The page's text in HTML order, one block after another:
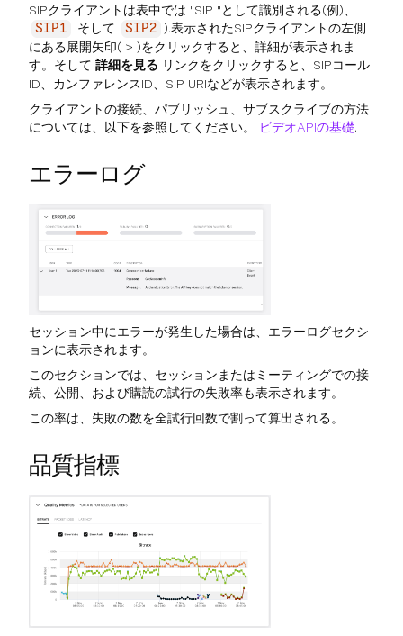
SIPクライアントは表中では "SIP "として識別される(例)、
SIP1 そして SIP2 ).表示されたSIPクライアントの左側
にある展開矢印( > )をクリックすると、詳細が表示されま
す。そして 詳細を見る リンクをクリックすると、SIPコール
ID、カンファレンスID、SIP URIなどが表示されます。
クライアントの接続、パブリッシュ、サブスクライブの方法
については、以下を参照してください。
ビデオAPIの基礎.
エラーログ
セッション中にエラーが発生した場合は、エラーログセクシ
ョンに表示されます。
このセクションでは、セッションまたはミーティングでの接
続、公開、および購読の試行の失敗率も表示されます。
この率は、失敗の数を全試行回数で割って算出される。
品質指標